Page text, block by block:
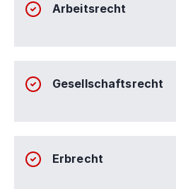
Arbeitsrecht
Gesellschaftsrecht
Erbrecht